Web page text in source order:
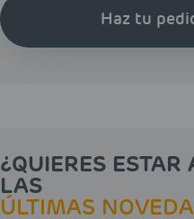
Haz tu
¿QUIERES ESTAR
LAS
ÚLTIMAS